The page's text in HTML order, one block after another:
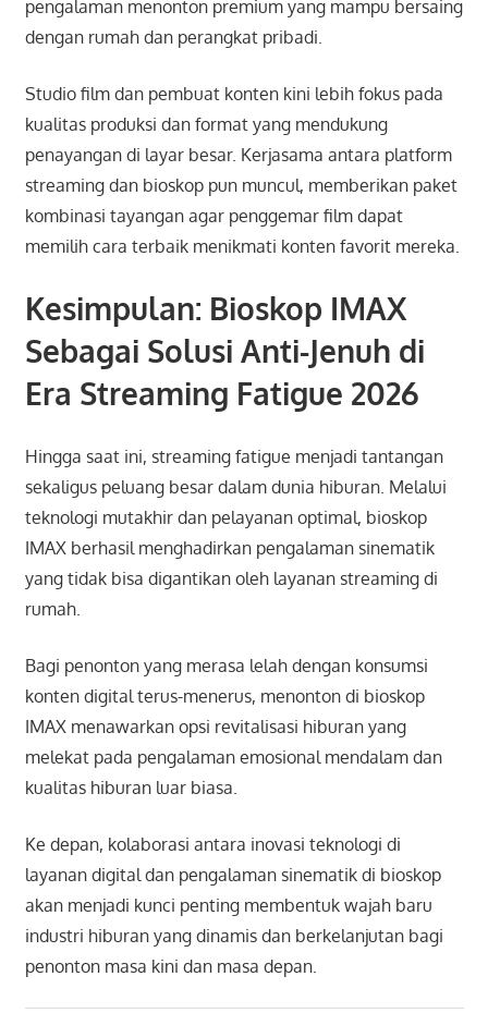
pengalaman menonton premium yang mampu bersaing
dengan rumah dan perangkat pribadi.
Studio film dan pembuat konten kini lebih fokus pada
kualitas produksi dan format yang mendukung
penayangan di layar besar. Kerjasama antara platform
streaming dan bioskop pun muncul, memberikan paket
kombinasi tayangan agar penggemar film dapat
memilih cara terbaik menikmati konten favorit mereka.
Kesimpulan: Bioskop IMAX
Sebagai Solusi Anti-Jenuh di
Era Streaming Fatigue 2026
Hingga saat ini, streaming fatigue menjadi tantangan
sekaligus peluang besar dalam dunia hiburan. Melalui
teknologi mutakhir dan pelayanan optimal, bioskop
IMAX berhasil menghadirkan pengalaman sinematik
yang tidak bisa digantikan oleh layanan streaming di
rumah.
Bagi penonton yang merasa lelah dengan konsumsi
konten digital terus-menerus, menonton di bioskop
IMAX menawarkan opsi revitalisasi hiburan yang
melekat pada pengalaman emosional mendalam dan
kualitas hiburan luar biasa.
Ke depan, kolaborasi antara inovasi teknologi di
layanan digital dan pengalaman sinematik di bioskop
akan menjadi kunci penting membentuk wajah baru
industri hiburan yang dinamis dan berkelanjutan bagi
penonton masa kini dan masa depan.